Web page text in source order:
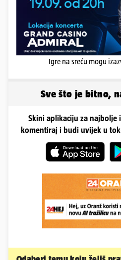
Igre na sreću mogu
Sve što je bitno,
Skini aplikaciju za najbolje
komentiraj i budi uvijek u